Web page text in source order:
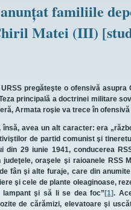
familiile
Matei (III)
o ofensivă asupra
principală a doctrinei militare
Armata roşie va trece în
avea un alt caracter: era
de partid comunist şi
din 29 iunie 1941, conducerea
oraşele şi raioanele RSS
fân şi alte furaje, care din
şi cele de plante oleaginoase,
şi să li se dea foc” [1].
de cărămizi, elevatoare şi